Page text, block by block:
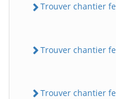
Trouver chantier
Trouver chantier
Trouver chantier